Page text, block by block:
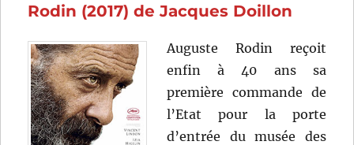
roi
de
Schoeller
Rodin (2017) de Jacques Doillon
Auguste Rodin reçoit
enfin à 40 ans sa
première commande de
l’Etat pour la porte
d’entrée du musée des